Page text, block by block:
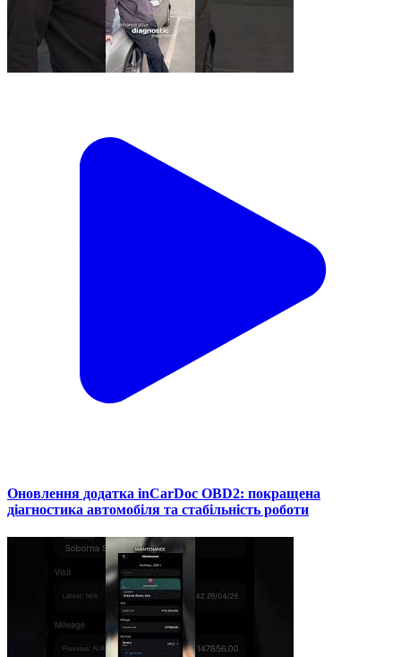
Оновлення додатка inCarDoc OBD2: покращена
діагностика автомобіля та стабільність роботи